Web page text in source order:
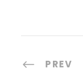
PREV